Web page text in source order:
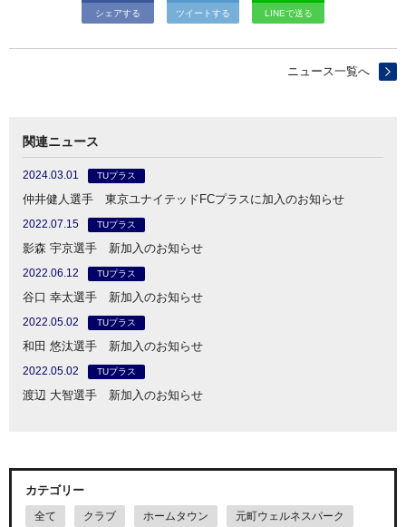
シェアする ツイートする LINEで送る
ニュース一覧へ
関連ニュース
2024.03.01 TUプラス
仲井健人選手 東京ユナイテッドFCプラスに加入のお知らせ
2022.07.15 TUプラス
影森 宇京選手 新加入のお知らせ
2022.06.12 TUプラス
谷口 幸太選手 新加入のお知らせ
2022.05.02 TUプラス
和田 悠汰選手 新加入のお知らせ
2022.05.02 TUプラス
渡辺 大智選手 新加入のお知らせ
カテゴリー
全て クラブ ホームタウン 元町ウェルネスパーク